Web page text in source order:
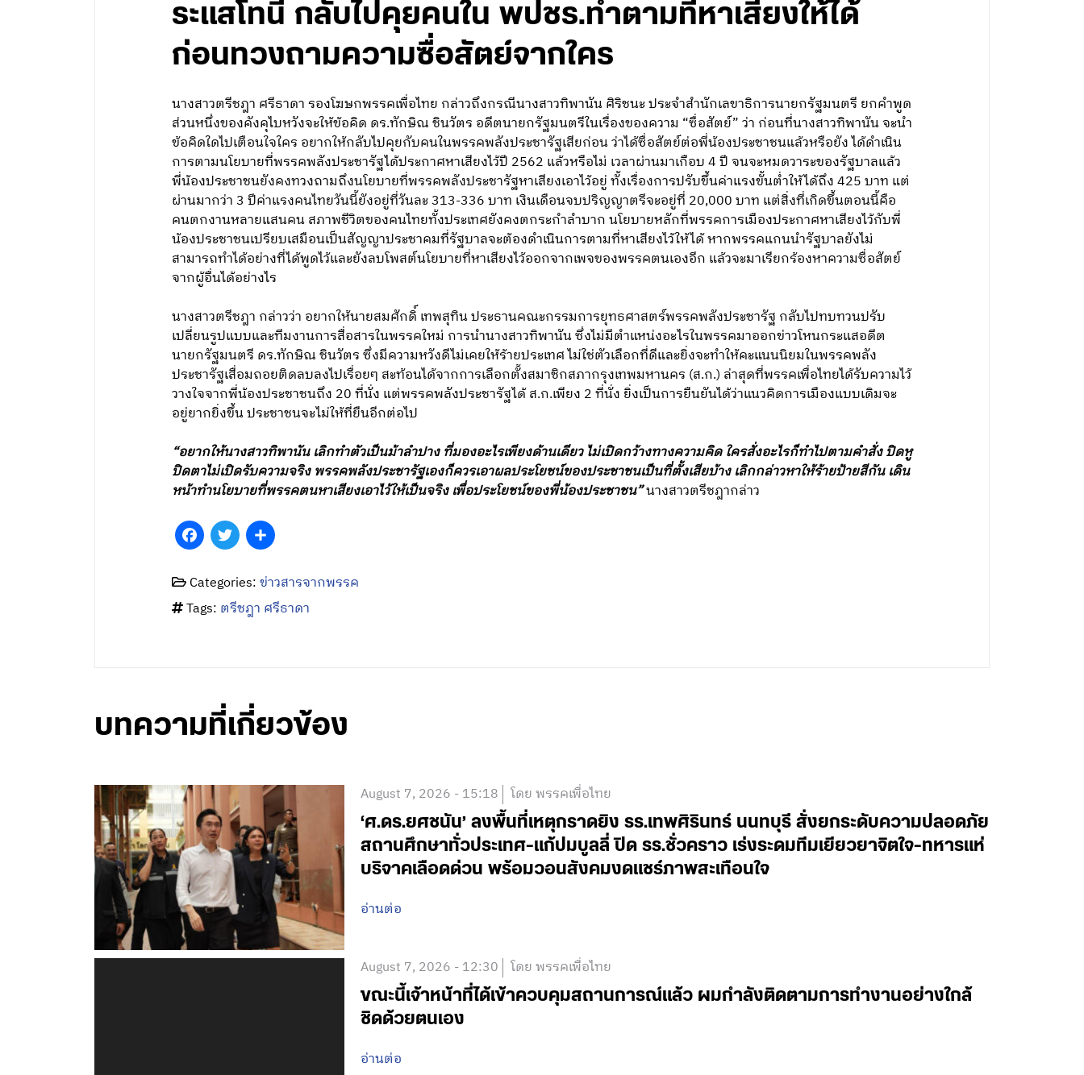
ระแสโทนี่ กลับไปคุยคนใน พปชร.ทำตามที่หาเสียงให้ได้
ก่อนทวงถามความซื่อสัตย์จากใคร
นางสาวตรีชฎา ศรีธาดา รองโฆษกพรรคเพื่อไทย กล่าวถึงกรณีนางสาวทิพานัน ศิริชนะ ประจำสำนักเลขาธิการนายกรัฐมนตรี ยกคำพูด
ส่วนหนึ่งของคังคุไบหวังจะให้ข้อคิด ดร.ทักษิณ ชินวัตร อดีตนายกรัฐมนตรีในเรื่องของความ “ซื่อสัตย์” ว่า ก่อนที่นางสาวทิพานัน จะนำ
ข้อคิดใดไปเตือนใจใคร อยากให้กลับไปคุยกับคนในพรรคพลังประชารัฐเสียก่อน ว่าได้ซื่อสัตย์ต่อพี่น้องประชาชนแล้วหรือยัง ได้ดำเนิน
การตามนโยบายที่พรรคพลังประชารัฐได้ประกาศหาเสียงไว้ปี 2562 แล้วหรือไม่ เวลาผ่านมาเกือบ 4 ปี จนจะหมดวาระของรัฐบาลแล้ว
พี่น้องประชาชนยังคงทวงถามถึงนโยบายที่พรรคพลังประชารัฐหาเสียงเอาไว้อยู่ ทั้งเรื่องการปรับขึ้นค่าแรงขั้นต่ำให้ได้ถึง 425 บาท แต่
ผ่านมากว่า 3 ปีค่าแรงคนไทยวันนี้ยังอยู่ที่วันละ 313-336 บาท เงินเดือนจบปริญญาตรีจะอยู่ที่ 20,000 บาท แต่สิ่งที่เกิดขึ้นตอนนี้คือ
คนตกงานหลายแสนคน สภาพชีวิตของคนไทยทั้งประเทศยังคงตกระกำลำบาก นโยบายหลักที่พรรคการเมืองประกาศหาเสียงไว้กับพี่
น้องประชาชนเปรียบเสมือนเป็นสัญญาประชาคมที่รัฐบาลจะต้องดำเนินการตามที่หาเสียงไว้ให้ได้ หากพรรคแกนนำรัฐบาลยังไม่
สามารถทำได้อย่างที่ได้พูดไว้และยังลบโพสต์นโยบายที่หาเสียงไว้ออกจากเพจของพรรคตนเองอีก แล้วจะมาเรียกร้องหาความซื่อสัตย์
จากผู้อื่นได้อย่างไร
นางสาวตรีชฎา กล่าวว่า อยากให้นายสมศักดิ์ เทพสุทิน ประธานคณะกรรมการยุทธศาสตร์พรรคพลังประชารัฐ กลับไปทบทวนปรับ
เปลี่ยนรูปแบบและทีมงานการสื่อสารในพรรคใหม่ การนำนางสาวทิพานัน ซึ่งไม่มีตำแหน่งอะไรในพรรคมาออกข่าวโหนกระแสอดีต
นายกรัฐมนตรี ดร.ทักษิณ ชินวัตร ซึ่งมีความหวังดีไม่เคยให้ร้ายประเทศ ไม่ใช่ตัวเลือกที่ดีและยิ่งจะทำให้คะแนนนิยมในพรรคพลัง
ประชารัฐเสื่อมถอยติดลบลงไปเรื่อยๆ สะท้อนได้จากการเลือกตั้งสมาชิกสภากรุงเทพมหานคร (ส.ก.) ล่าสุดที่พรรคเพื่อไทยได้รับความไว้
วางใจจากพี่น้องประชาชนถึง 20 ที่นั่ง แต่พรรคพลังประชารัฐได้ ส.ก.เพียง 2 ที่นั่ง ยิ่งเป็นการยืนยันได้ว่าแนวคิดการเมืองแบบเดิมจะ
อยู่ยากยิ่งขึ้น ประชาชนจะไม่ให้ที่ยืนอีกต่อไป
“อยากให้นางสาวทิพานัน เลิกทำตัวเป็นม้าลำปาง ที่มองอะไรเพียงด้านเดียว ไม่เปิดกว้างทางความคิด ใครสั่งอะไรก็ทำไปตามคำสั่ง ปิดหู
ปิดตาไม่เปิดรับความจริง พรรคพลังประชารัฐเองก็ควรเอาผลประโยชน์ของประชาชนเป็นที่ตั้งเสียบ้าง เลิกกล่าวหาให้ร้ายป้ายสีกัน เดิน
หน้าทำนโยบายที่พรรคตนหาเสียงเอาไว้ให้เป็นจริง เพื่อประโยชน์ของพี่น้องประชาชน”นางสาวตรีชฎากล่าว
Facebook
TwitterShare
Categories:ข่าวสารจากพรรค
Tags: ตรีชฎา ศรีธาดา
บทความที่เกี่ยวข้อง
August 7, 2026 - 15:18 โดย พรรคเพื่อไทย
‘ศ.ดร.ยศชนัน’ ลงพื้นที่เหตุกราดยิง รร.เทพศิรินทร์ นนทบุรี สั่งยกระดับความปลอดภัย
สถานศึกษาทั่วประเทศ-แก้ปมบูลลี่ ปิด รร.ชั่วคราว เร่งระดมทีมเยียวยาจิตใจ-ทหารแห่
บริจาคเลือดด่วน พร้อมวอนสังคมงดแชร์ภาพสะเทือนใจ
อ่านต่อ
August 7, 2026 - 12:30 โดย พรรคเพื่อไทย
ขณะนี้เจ้าหน้าที่ได้เข้าควบคุมสถานการณ์แล้ว ผมกำลังติดตามการทำงานอย่างใกล้
ชิดด้วยตนเอง
อ่านต่อ